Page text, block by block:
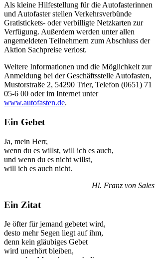
Als kleine Hilfestellung für die Autofasterinnen
und Autofaster stellen Verkehrsverbünde
Gratistickets- oder verbilligte Netzkarten zur
Verfügung. Außerdem werden unter allen
angemeldeten Teilnehmern zum Abschluss der
Aktion Sachpreise verlost.
Weitere Informationen und die Möglichkeit zur
Anmeldung bei der Geschäftsstelle Autofasten,
Mustorstraße 2, 54290 Trier, Telefon (0651) 71
05-6 00 oder im Internet unter
www.autofasten.de.
Ein Gebet
Ja, mein Herr,
wenn du es willst, will ich es auch,
und wenn du es nicht willst,
will ich es auch nicht.
Hl. Franz von Sales
Ein Zitat
Je öfter für jemand gebetet wird,
desto mehr Segen liegt auf ihm,
denn kein gläubiges Gebet
wird unerhört bleiben,